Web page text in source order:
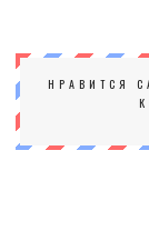
НРАВИТСЯ